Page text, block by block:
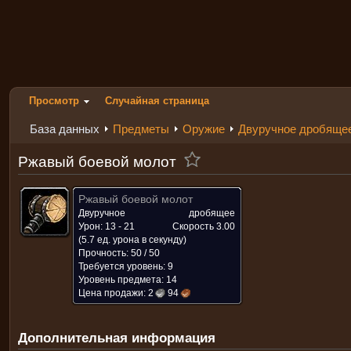
Просмотр Случайная страница
База данных Предметы Оружие Двуручное
Ржавый боевой молот
Ржавый боевой молот
Двуручное
дробящее
Урон: 13 - 21
Скорость 3.00
(5.7 ед. урона в секунду)
Прочность: 50 / 50
Требуется уровень: 9
Уровень предмета: 14
Цена продажи: 2 94
Дополнительная информация